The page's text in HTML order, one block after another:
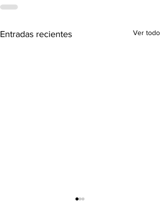
Entradas recientes Ver todo